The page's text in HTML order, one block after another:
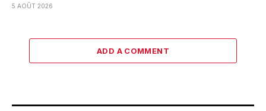
5 AOÛT 2026
ADD A COMMENT